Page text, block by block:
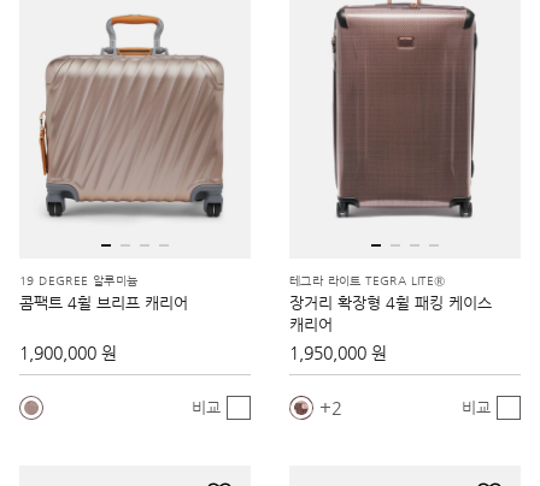
19 DEGREE 알루미늄
콤팩트 4휠 브리프 캐리어
1,900,000 원
비교
테그라 라이트 TEGRA LITE®
장거리 확장형 4휠 패킹 케이스
캐리어
1,950,000 원
2 비교